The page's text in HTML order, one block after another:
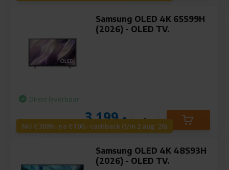
NU € 3099.- na € 100.- cashback (t/m 2 aug '26)
Samsung OLED 4K 65S99H
(2026) - OLED TV.
Direct leverbaar
3.199,-
Samsung OLED 4K 48S93H
(2026) - OLED TV.